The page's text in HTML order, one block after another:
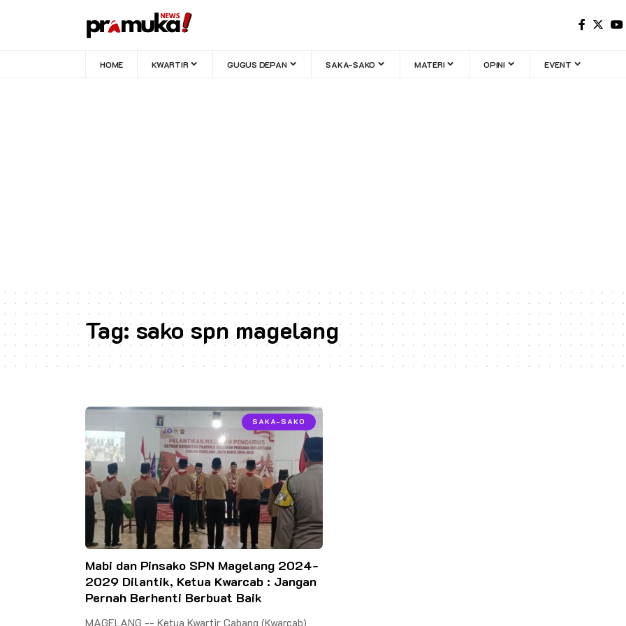
HOME KWARTIR GUGUS DEPAN SAKA-SAKO MATERI OPINI EVENT
Tag:sako spn magelang
SAKA-SAKO
Mabi dan Pinsako SPN Magelang 2024-
2029 Dilantik, Ketua Kwarcab : Jangan
Pernah Berhenti Berbuat Baik
MAGELANG -- Ketua Kwartir Cabang (Kwarcab)